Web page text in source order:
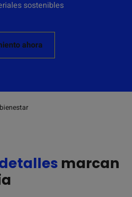
sostenibles
ahora
marcan